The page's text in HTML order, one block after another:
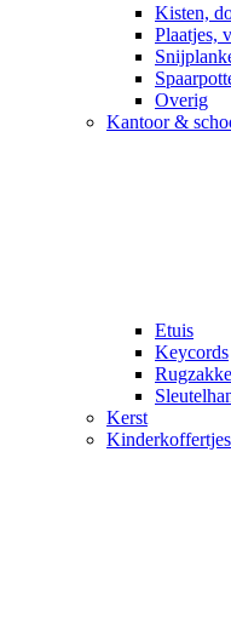
Kisten,
Plaatjes,
Overig
Kantoor &
Etuis
Keycords
Kerst
Kinderkoffertjes